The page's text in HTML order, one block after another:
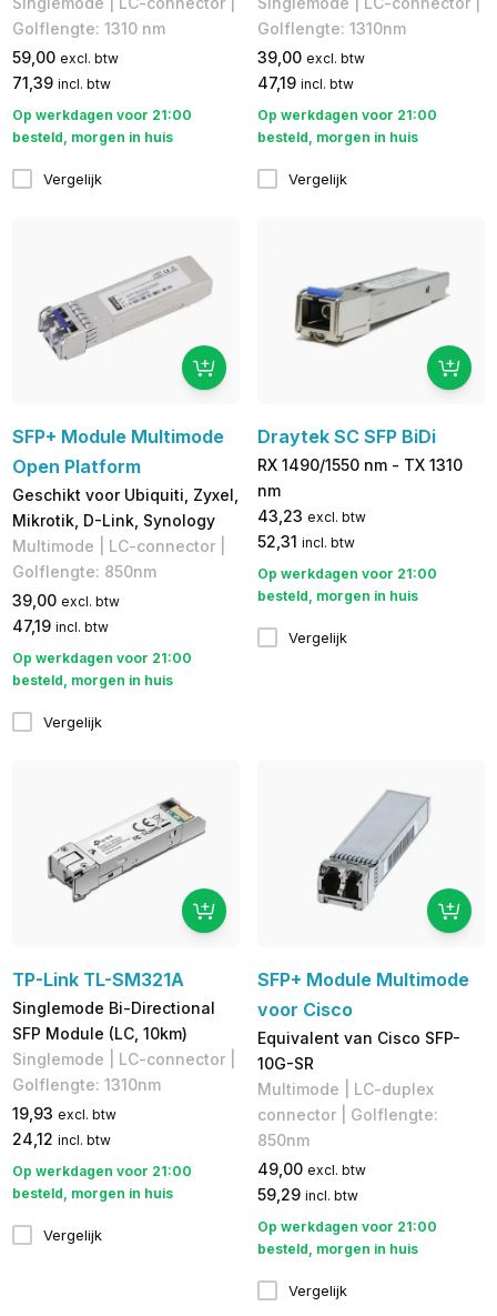
Golflengte: ​1310 nm
59,00 excl. btw
71,39 incl. btw
Op werkdagen voor 21:00
besteld, morgen in huis
Vergelijk
Golflengte: 1310nm
39,00 excl. btw
47,19 incl. btw
Op werkdagen voor 21:00
besteld, morgen in huis
Vergelijk
SFP+ Module Multimode
Open Platform
Geschikt voor Ubiquiti, Zyxel,
Mikrotik, D-Link, Synology
Multimode | LC-connector |
Golflengte: 850nm
39,00 excl. btw
47,19 incl. btw
Op werkdagen voor 21:00
besteld, morgen in huis
Vergelijk
Draytek SC SFP BiDi
RX 1490/1550 nm - TX 1310
nm
43,23 excl. btw
52,31 incl. btw
Op werkdagen voor 21:00
besteld, morgen in huis
Vergelijk
TP-Link TL-SM321A
Singlemode Bi-Directional
SFP Module (LC, 10km)
Singlemode | LC-connector |
Golflengte: 1310nm
19,93 excl. btw
24,12 incl. btw
Op werkdagen voor 21:00
besteld, morgen in huis
Vergelijk
SFP+ Module Multimode
voor Cisco
Equivalent van Cisco SFP-
10G-SR
Multimode | LC-duplex
connector | Golflengte:
850nm
49,00 excl. btw
59,29 incl. btw
Op werkdagen voor 21:00
besteld, morgen in huis
Vergelijk